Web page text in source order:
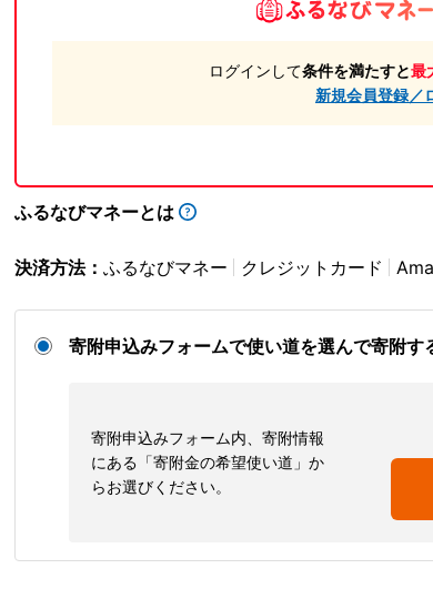
ログインして条件を満たすと最
新規会員登録／
ふるなびマネーとは
決済方法： ふるなびマネー クレジットカード
寄附申込みフォームで使い道を選んで寄附す
寄附申込みフォーム内、寄附情報
にある「寄附金の希望使い道」か
らお選びください。